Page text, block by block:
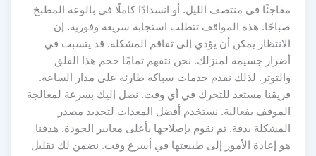
مفاجئًا في منتصف الليل. أو انسدادًا كاملًا في بالوعة المطبخ
صباحًا. هذه المواقف تتطلب استجابة سريعة وفورية. إن
الانتظار يمكن أن يؤدي إلى تفاقم المشكلة. قد يتسبب في
أضرار جسيمة لمنزلك. نحن نتفهم تمامًا حجم هذا القلق
والتوتر. لذلك نقدم خدمات سباكة طارئة على مدار الساعة.
فريقنا مستعد للتحرك في أي وقت. نصل إليك بسرعة لمعالجة
الموقف بفعالية. نستخدم أفضل المعدات لتحديد مصدر
المشكلة بدقة. ثم نقوم بإصلاحها بأعلى معايير الجودة. هدفنا
هو إعادة الأمور إلى طبيعتها في أسرع وقت. نضمن لك تقليل